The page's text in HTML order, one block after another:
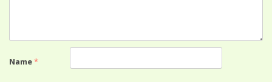
Name*